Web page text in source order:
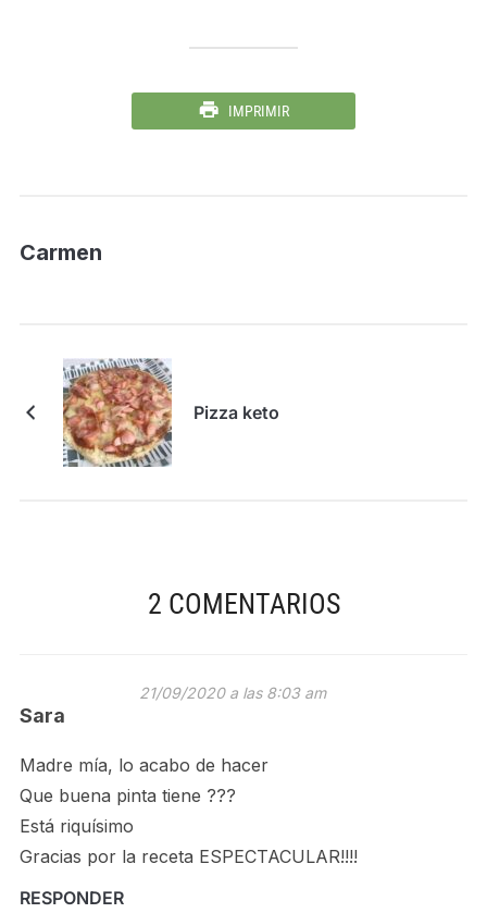
IMPRIMIR
Carmen
Pizza keto
2 COMENTARIOS
Sara
21/09/2020 a las 8:03 am
Madre mía, lo acabo de hacer
Que buena pinta tiene ???
Está riquísimo
Gracias por la receta ESPECTACULAR!!!!
RESPONDER